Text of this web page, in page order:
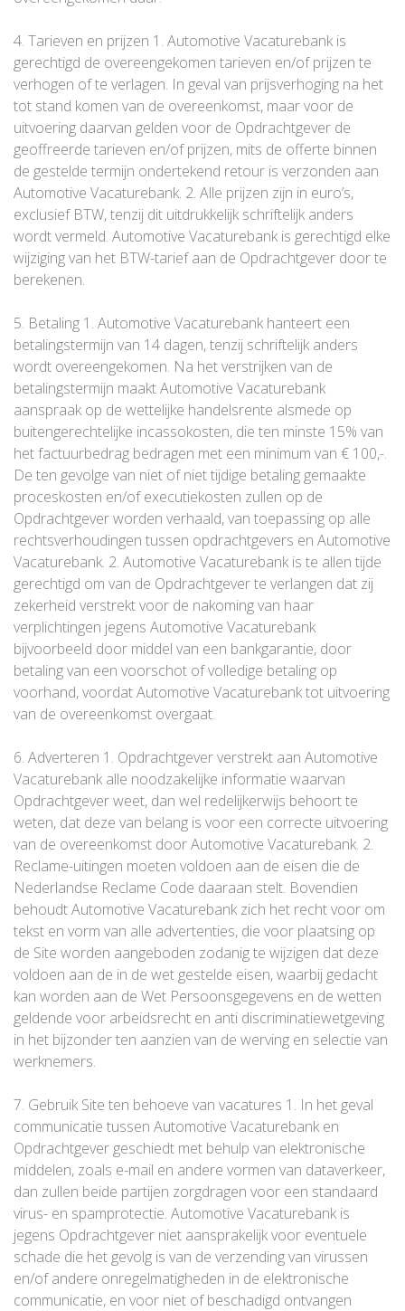
4. Tarieven en prijzen 1. Automotive Vacaturebank is
gerechtigd de overeengekomen tarieven en/of prijzen te
verhogen of te verlagen. In geval van prijsverhoging na het
tot stand komen van de overeenkomst, maar voor de
uitvoering daarvan gelden voor de Opdrachtgever de
geoffreerde tarieven en/of prijzen, mits de offerte binnen
de gestelde termijn ondertekend retour is verzonden aan
Automotive Vacaturebank. 2. Alle prijzen zijn in euro’s,
exclusief BTW, tenzij dit uitdrukkelijk schriftelijk anders
wordt vermeld. Automotive Vacaturebank is gerechtigd elke
wijziging van het BTW-tarief aan de Opdrachtgever door te
berekenen.
5. Betaling 1. Automotive Vacaturebank hanteert een
betalingstermijn van 14 dagen, tenzij schriftelijk anders
wordt overeengekomen. Na het verstrijken van de
betalingstermijn maakt Automotive Vacaturebank
aanspraak op de wettelijke handelsrente alsmede op
buitengerechtelijke incassokosten, die ten minste 15% van
het factuurbedrag bedragen met een minimum van € 100,-.
De ten gevolge van niet of niet tijdige betaling gemaakte
proceskosten en/of executiekosten zullen op de
Opdrachtgever worden verhaald, van toepassing op alle
rechtsverhoudingen tussen opdrachtgevers en Automotive
Vacaturebank. 2. Automotive Vacaturebank is te allen tijde
gerechtigd om van de Opdrachtgever te verlangen dat zij
zekerheid verstrekt voor de nakoming van haar
verplichtingen jegens Automotive Vacaturebank
bijvoorbeeld door middel van een bankgarantie, door
betaling van een voorschot of volledige betaling op
voorhand, voordat Automotive Vacaturebank tot uitvoering
van de overeenkomst overgaat.
6. Adverteren 1. Opdrachtgever verstrekt aan Automotive
Vacaturebank alle noodzakelijke informatie waarvan
Opdrachtgever weet, dan wel redelijkerwijs behoort te
weten, dat deze van belang is voor een correcte uitvoering
van de overeenkomst door Automotive Vacaturebank. 2.
Reclame-uitingen moeten voldoen aan de eisen die de
Nederlandse Reclame Code daaraan stelt. Bovendien
behoudt Automotive Vacaturebank zich het recht voor om
tekst en vorm van alle advertenties, die voor plaatsing op
de Site worden aangeboden zodanig te wijzigen dat deze
voldoen aan de in de wet gestelde eisen, waarbij gedacht
kan worden aan de Wet Persoonsgegevens en de wetten
geldende voor arbeidsrecht en anti discriminatiewetgeving
in het bijzonder ten aanzien van de werving en selectie van
werknemers.
7. Gebruik Site ten behoeve van vacatures 1. In het geval
communicatie tussen Automotive Vacaturebank en
Opdrachtgever geschiedt met behulp van elektronische
middelen, zoals e-mail en andere vormen van dataverkeer,
dan zullen beide partijen zorgdragen voor een standaard
virus- en spamprotectie. Automotive Vacaturebank is
jegens Opdrachtgever niet aansprakelijk voor eventuele
schade die het gevolg is van de verzending van virussen
en/of andere onregelmatigheden in de elektronische
communicatie, en voor niet of beschadigd ontvangen